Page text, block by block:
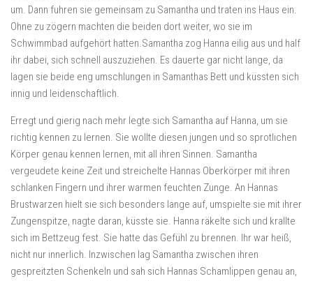
um. Dann fuhren sie gemeinsam zu Samantha und traten ins Haus ein.
Ohne zu zögern machten die beiden dort weiter, wo sie im
Schwimmbad aufgehört hatten.Samantha zog Hanna eilig aus und half
ihr dabei, sich schnell auszuziehen. Es dauerte gar nicht lange, da
lagen sie beide eng umschlungen in Samanthas Bett und küssten sich
innig und leidenschaftlich.
Erregt und gierig nach mehr legte sich Samantha auf Hanna, um sie
richtig kennen zu lernen. Sie wollte diesen jungen und so sprotlichen
Körper genau kennen lernen, mit all ihren Sinnen. Samantha
vergeudete keine Zeit und streichelte Hannas Oberkörper mit ihren
schlanken Fingern und ihrer warmen feuchten Zunge. An Hannas
Brustwarzen hielt sie sich besonders lange auf, umspielte sie mit ihrer
Zungenspitze, nagte daran, küsste sie. Hanna räkelte sich und krallte
sich im Bettzeug fest. Sie hatte das Gefühl zu brennen. Ihr war heiß,
nicht nur innerlich. Inzwischen lag Samantha zwischen ihren
gespreitzten Schenkeln und sah sich Hannas Schamlippen genau an,